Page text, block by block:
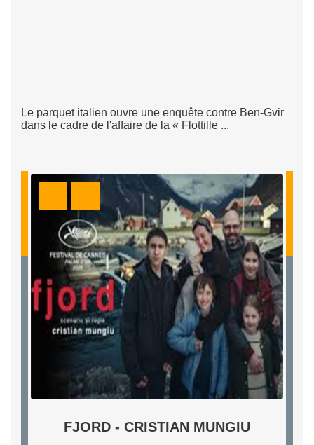
Le parquet italien ouvre une enquête contre Ben-Gvir
dans le cadre de l'affaire de la « Flottille ...
EL SER QUERIDO - RODRIGO